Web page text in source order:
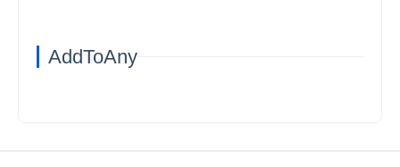
AddToAny